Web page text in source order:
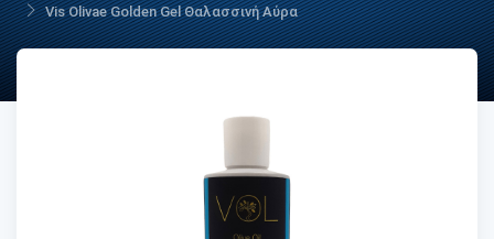
Vis Olivae Golden Gel Θαλασσινή Αύρα